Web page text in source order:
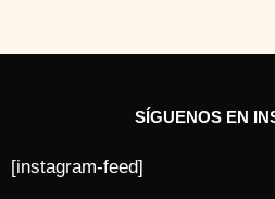
SÍGUENOS EN
[instagram-feed]